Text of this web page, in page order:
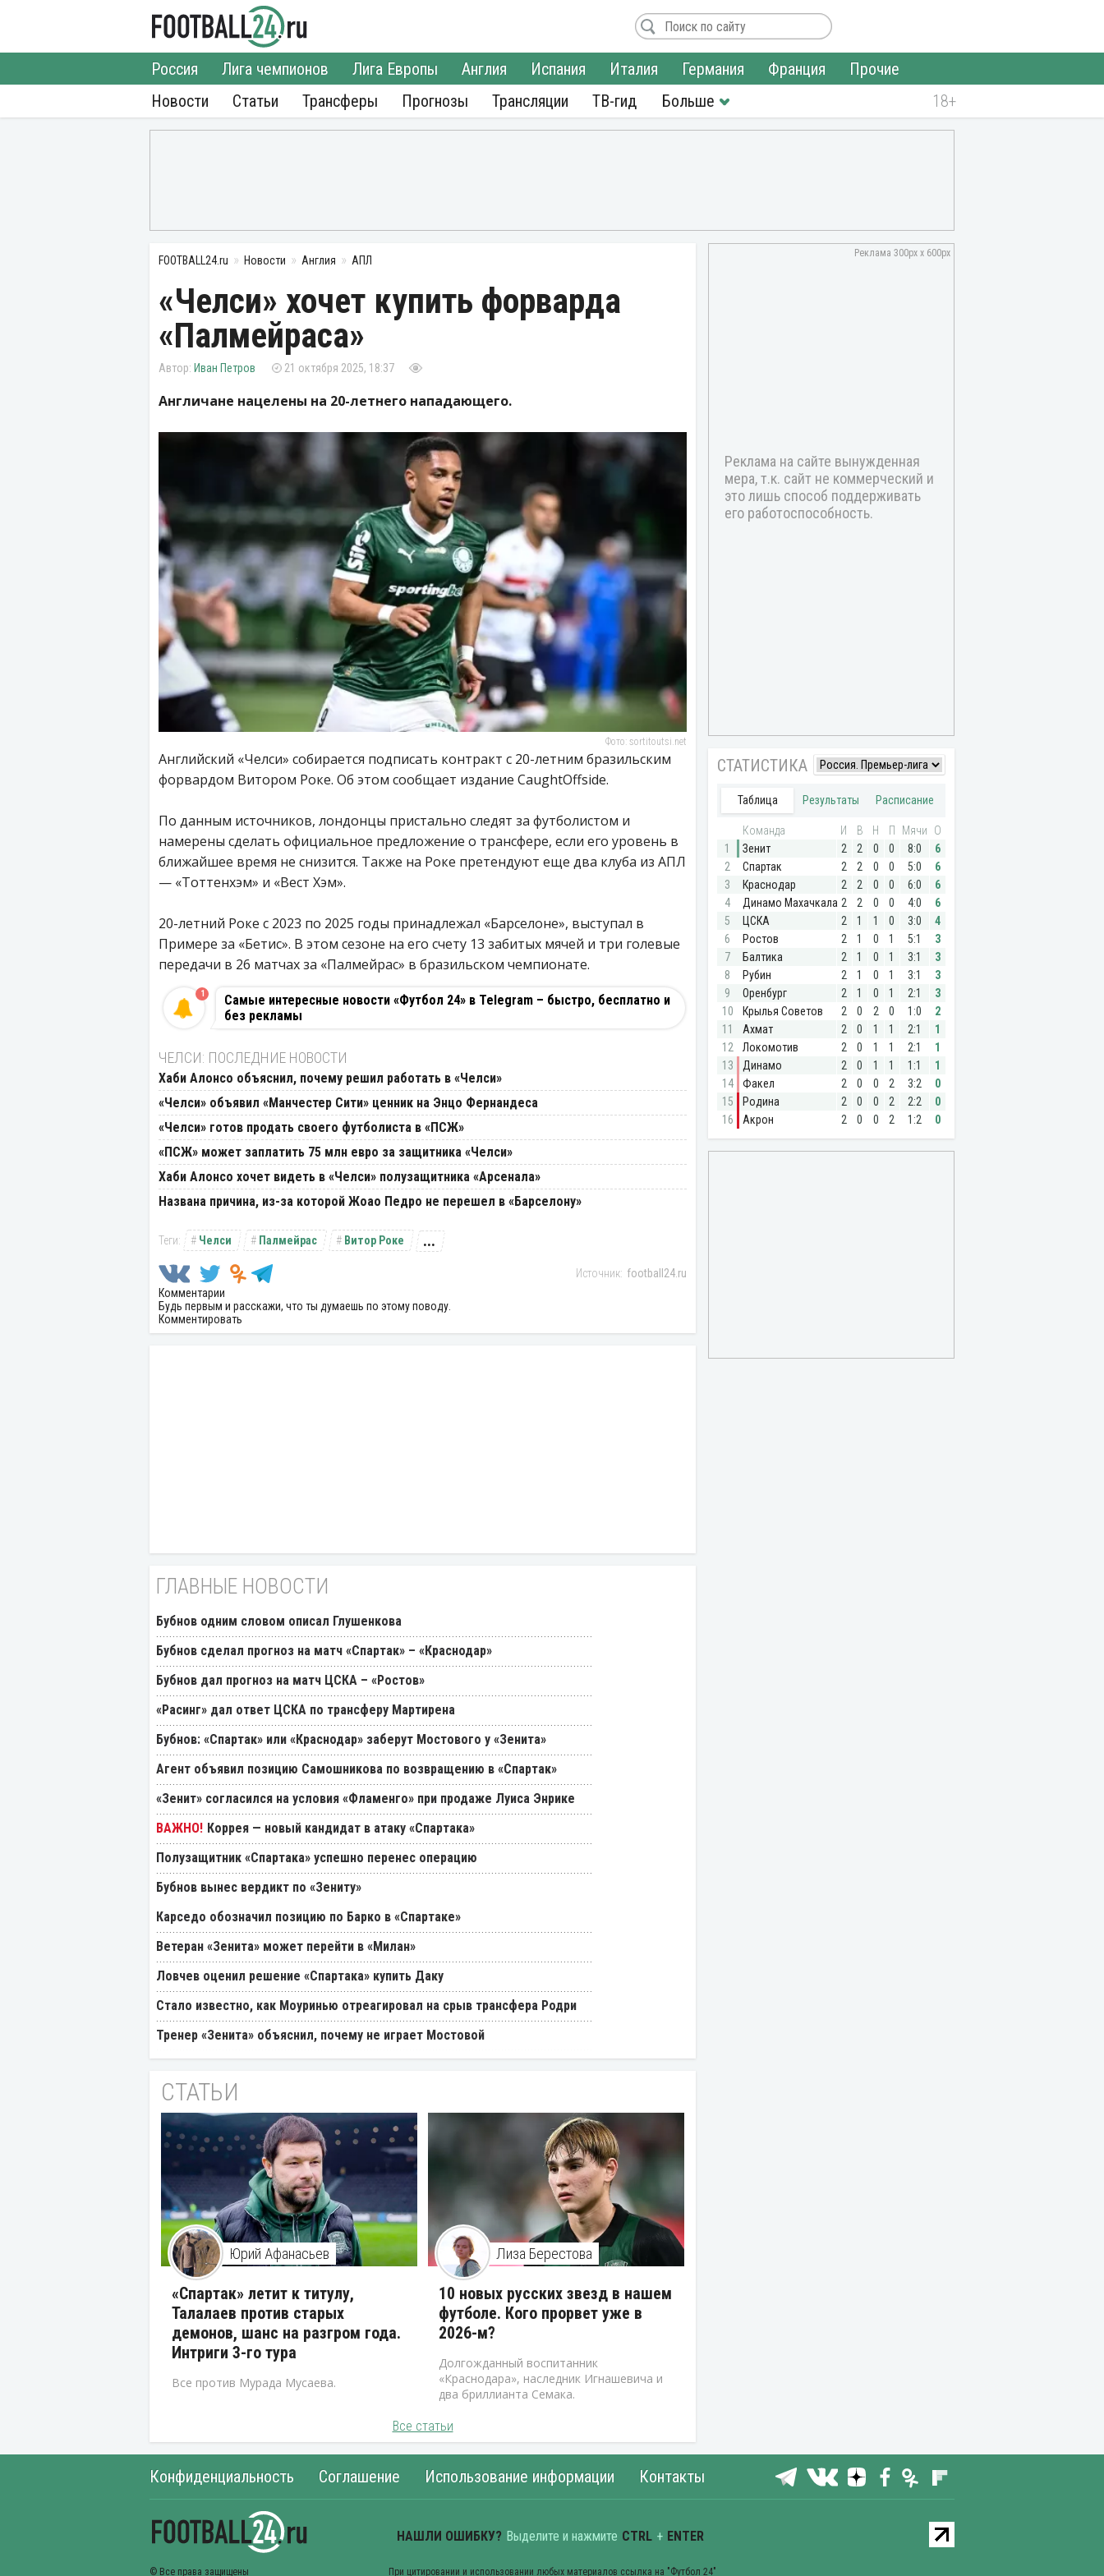
Новости
Россия Лига чемпионов Лига Европы Англия Испания Италия Германия Франция
Прочие
Статьи
Трансферы Прогнозы Трансляции ТВ-гид
FOOTBALL24.ru Новости Англия АПЛ
«Челси» хочет купить форварда
«Палмейраса»
Иван Петров 21 октября 2025, 18:37
Англичане нацелены на 20-летнего нападающего.
Фото: sortitoutsi.net
Английский «Челси» собирается подписать контракт с 20-летним бразильским
форвардом Витором Роке. Об этом сообщает издание CaughtOffside.
По данным источников, лондонцы пристально следят за футболистом и
намерены сделать официальное предложение о трансфере, если его уровень в
ближайшее время не снизится. Также на Роке претендуют еще два клуба из АПЛ
— «Тоттенхэм» и «Вест Хэм».
20-летний Роке с 2023 по 2025 годы принадлежал «Барселоне», выступал в
Примере за «Бетис». В этом сезоне на его счету 13 забитых мячей и три голевые
передачи в 26 матчах за «Палмейрас» в бразильском чемпионате.
Самые интересные новости «Футбол 24» в Telegram – быстро, бесплатно и
без рекламы
1
ЧЕЛСИ: ПОСЛЕДНИЕ НОВОСТИ
Хаби Алонсо объяснил, почему решил работать в «Челси»
«Челси» объявил «Манчестер Сити» ценник на Энцо Фернандеса
«Челси» готов продать своего футболиста в «ПСЖ»
«ПСЖ» может заплатить 75 млн евро за защитника «Челси»
Хаби Алонсо хочет видеть в «Челси» полузащитника «Арсенала»
Названа причина, из-за которой Жоао Педро не перешел в «Барселону»
Челси Палмейрас Витор Роке ...
football24.ru
Комментарии
Будь первым и расскажи, что ты думаешь по этому поводу.
Комментировать
ГЛАВНЫЕ НОВОСТИ
Бубнов одним словом описал Глушенкова
Бубнов сделал прогноз на матч «Спартак» – «Краснодар»
Бубнов дал прогноз на матч ЦСКА – «Ростов»
«Расинг» дал ответ ЦСКА по трансферу Мартирена
Бубнов: «Спартак» или «Краснодар» заберут Мостового у «Зенита»
Агент объявил позицию Самошникова по возвращению в «Спартак»
«Зенит» согласился на условия «Фламенго» при продаже Луиса Энрике
Коррея — новый кандидат в атаку «Спартака»
Полузащитник «Спартака» успешно перенес операцию
Бубнов вынес вердикт по «Зениту»
Карседо обозначил позицию по Барко в «Спартаке»
Ветеран «Зенита» может перейти в «Милан»
Ловчев оценил решение «Спартака» купить Даку
Стало известно, как Моуринью отреагировал на срыв трансфера Родри
Тренер «Зенита» объяснил, почему не играет Мостовой
СТАТЬИ
Юрий Афанасьев
«Спартак» летит к титулу,
Талалаев против старых
демонов, шанс на разгром года.
Интриги 3-го тура
Все против Мурада Мусаева.
Лиза Берестова
10 новых русских звезд в нашем
футболе. Кого прорвет уже в
2026-м?
Долгожданный воспитанник
«Краснодара», наследник Игнашевича и
два бриллианта Семака.
Все статьи
Конфиденциальность Соглашение Использование информации Контакты